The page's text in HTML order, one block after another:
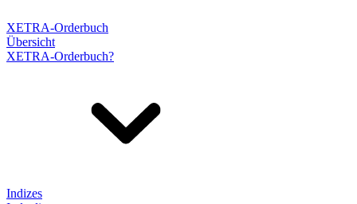
XETRA-Orderbuch
Übersicht
XETRA-Orderbuch?
Indizes